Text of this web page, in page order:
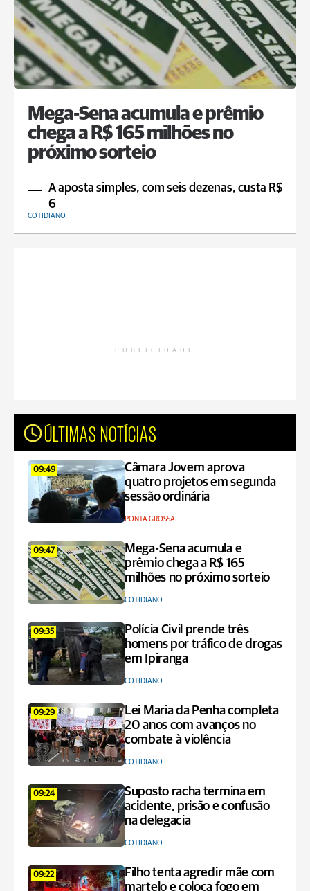
Mega-Sena acumula e prêmio
chega a R$ 165 milhões no
próximo sorteio
A aposta simples, com seis dezenas, custa R$
6
COTIDIANO
PUBLICIDADE
ÚLTIMAS NOTÍCIAS
09:49
Câmara Jovem aprova
quatro projetos em segunda
sessão ordinária
PONTA GROSSA
09:47
Mega-Sena acumula e
prêmio chega a R$ 165
milhões no próximo sorteio
COTIDIANO
09:35
Polícia Civil prende três
homens por tráfico de drogas
em Ipiranga
COTIDIANO
09:29
Lei Maria da Penha completa
20 anos com avanços no
combate à violência
COTIDIANO
09:24
Suposto racha termina em
acidente, prisão e confusão
na delegacia
COTIDIANO
09:22
Filho tenta agredir mãe com
martelo e coloca fogo em